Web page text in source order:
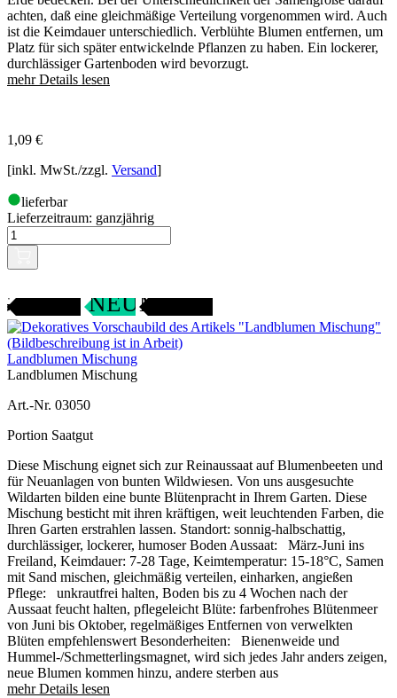
achten, daß eine gleichmäßige Verteilung vorgenommen wird. Auch
ist die Keimdauer unterschiedlich. Verblühte Blumen entfernen, um
Platz für sich später entwickelnde Pflanzen zu haben. Ein lockerer,
durchlässiger Gartenboden wird bevorzugt.
mehr Details lesen
1,09 €
[inkl. MwSt./zzgl. Versand]
lieferbar
Lieferzeitraum: ganzjährig
NEU
SAMENFEST
Landblumen Mischung
Landblumen Mischung
Art.-Nr. 03050
Portion Saatgut
Diese Mischung eignet sich zur Reinaussaat auf Blumenbeeten und
für Neuanlagen von bunten Wildwiesen. Von uns ausgesuchte
Wildarten bilden eine bunte Blütenpracht in Ihrem Garten. Diese
Mischung besticht mit ihren kräftigen, weit leuchtenden Farben, die
Ihren Garten erstrahlen lassen. Standort: sonnig-halbschattig,
durchlässiger, lockerer, humoser Boden Aussaat: März-Juni ins
Freiland, Keimdauer: 7-28 Tage, Keimtemperatur: 15-18°C, Samen
mit Sand mischen, gleichmäßig verteilen, einharken, angießen
Pflege: unkrautfrei halten, Boden bis zu 4 Wochen nach der
Aussaat feucht halten, pflegeleicht Blüte: farbenfrohes Blütenmeer
von Juni bis Oktober, regelmäßiges Entfernen von verwelkten
Blüten empfehlenswert Besonderheiten: Bienenweide und
Hummel-/Schmetterlingsmagnet, wird sich jedes Jahr anders zeigen,
neue Blumen kommen hinzu, andere sterben aus
mehr Details lesen